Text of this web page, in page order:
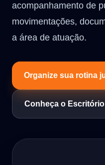
acompanhamento de
movimentações,
a área de atuação.
Organize sua rotina
Conheça o